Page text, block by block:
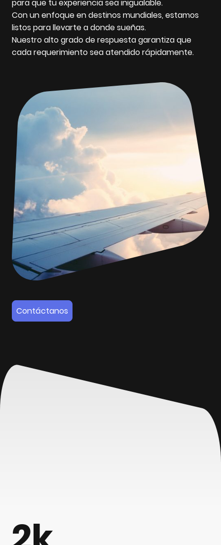
para que tu experiencia sea inigualable.
Con un enfoque en destinos mundiales, estamos
listos para llevarte a donde sueñas.
Nuestro alto grado de respuesta garantiza que
cada requerimiento sea atendido rápidamente.
Contáctanos